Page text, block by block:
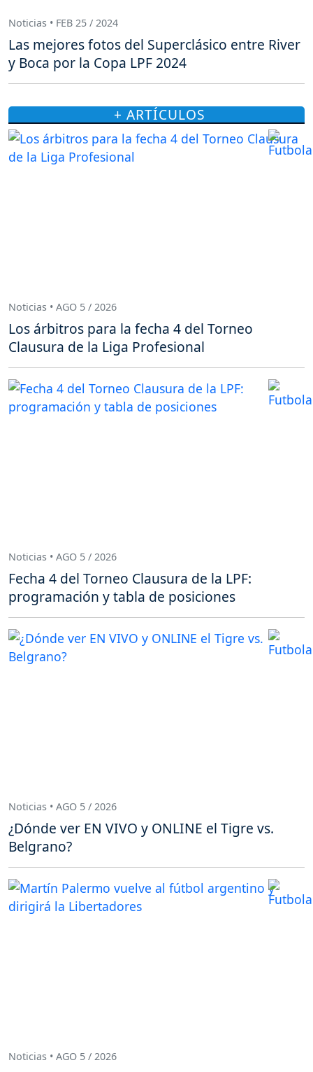
Noticias • FEB 25 / 2024
Las mejores fotos del Superclásico entre River
y Boca por la Copa LPF 2024
+ ARTÍCULOS
Noticias • AGO 5 / 2026
Los árbitros para la fecha 4 del Torneo
Clausura de la Liga Profesional
Noticias • AGO 5 / 2026
Fecha 4 del Torneo Clausura de la LPF:
programación y tabla de posiciones
Noticias • AGO 5 / 2026
¿Dónde ver EN VIVO y ONLINE el Tigre vs.
Belgrano?
Noticias • AGO 5 / 2026